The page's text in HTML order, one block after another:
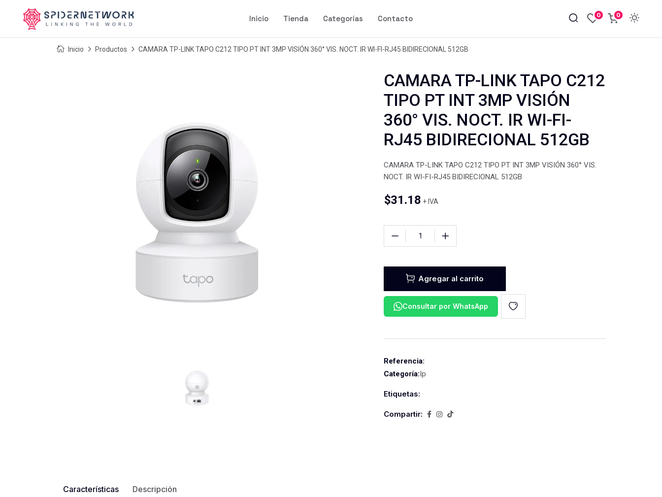
Inicio Tienda Categorías Contacto 0 0
Inicio Productos CAMARA TP-LINK TAPO C212 TIPO PT INT 3MP VISIÓN 360° VIS. NOCT. IR WI-FI-RJ45 BIDIRECIONAL 512GB
CAMARA TP-LINK TAPO C212
TIPO PT INT 3MP VISIÓN
360° VIS. NOCT. IR WI-FI-
RJ45 BIDIRECIONAL 512GB
CAMARA TP-LINK TAPO C212 TIPO PT INT 3MP VISIÓN 360° VIS.
NOCT. IR WI-FI-RJ45 BIDIRECIONAL 512GB
$31.18 + IVA
Agregar al carrito
Consultar por WhatsApp
Referencia:
Categoría:Ip
Etiquetas:
Compartir:
Características Descripción